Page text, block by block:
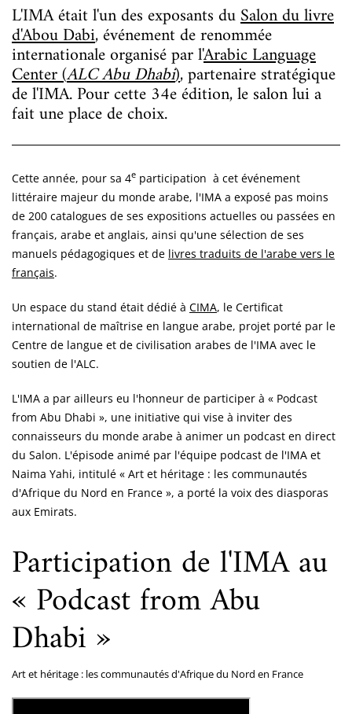
L'IMA était l'un des exposants duSalon du livre
d'Abou Dabi, événement de renommée
internationale organisé par l'Arabic Language
Center (ALC Abu Dhabi), partenaire stratégique
de l'IMA. Pour cette 34e édition, le salon lui a
fait une place de choix.
Cette année, pour sa 4e participation à cet événement
littéraire majeur du monde arabe, l'IMA a exposé pas moins
de 200 catalogues de ses expositions actuelles ou passées en
français, arabe et anglais, ainsi qu'une sélection de ses
manuels pédagogiques et de livres traduits de l'arabe vers le
français.
Un espace du stand était dédié à CIMA, le Certificat
international de maîtrise en langue arabe, projet porté par le
Centre de langue et de civilisation arabes de l'IMA avec le
soutien de l'ALC.
L'IMA a par ailleurs eu l'honneur de participer à « Podcast
from Abu Dhabi », une initiative qui vise à inviter des
connaisseurs du monde arabe à animer un podcast en direct
du Salon. L'épisode animé par l'équipe podcast de l'IMA et
Naima Yahi, intitulé « Art et héritage : les communautés
d'Afrique du Nord en France », a porté la voix des diasporas
aux Emirats.
Participation de l'IMA au
« Podcast from Abu
Dhabi »
Art et héritage : les communautés d'Afrique du Nord en France